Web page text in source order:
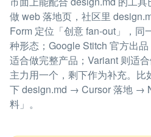
做 web 落地页，社区里
Form 定位「创意 fan-out」，同
种形态；Google Stitch 官方出
适合做完整产品；Variant 则适
主力用一个，剩下作为补充。
下 design.md → Cursor 落地 →
料」。